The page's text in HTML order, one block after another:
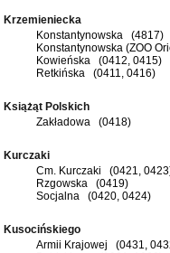
Krzemieniecka
Konstantynowska (4817)
Konstantynowska (ZOO
Kowieńska (0412, 0415)
Retkińska (0411, 0416)
Książąt Polskich
Zakładowa (0418)
Kurczaki
Cm. Kurczaki (0421,
Rzgowska (0419)
Socjalna (0420, 0424)
Kusocińskiego
Armii Krajowej (0431,